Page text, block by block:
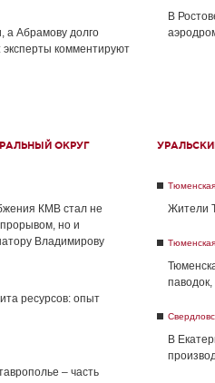
а Абрамову долго
комментируют
В
ОКРУГ
КМВ стал не
но и
Владимирову
ресурсов: опыт
– часть
Жители
В